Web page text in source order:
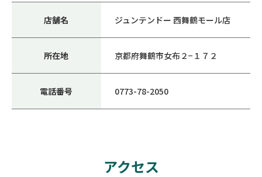
店舗名 ジュンテンドー 西舞鶴モール店
所在地 京都府舞鶴市女布２−１７２
電話番号 0773-78-2050
アクセス